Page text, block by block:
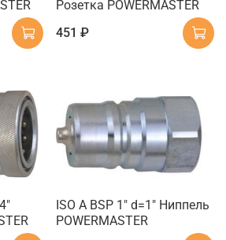
Розетка POWERMASTER
451 ₽
ISO A BSP 1" d=1" Ниппель
POWERMASTER